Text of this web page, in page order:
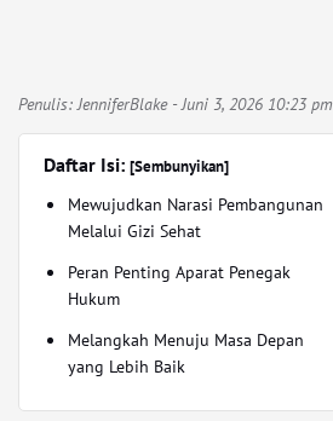
Penulis:JenniferBlake- Juni 3, 2026 10:23 pm
Daftar Isi: [Sembunyikan]
Mewujudkan Narasi Pembangunan
Melalui Gizi Sehat
Peran Penting Aparat Penegak
Hukum
Melangkah Menuju Masa Depan
yang Lebih Baik